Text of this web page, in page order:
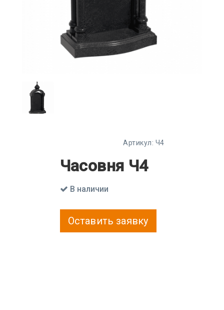
Артикул: Ч4
Часовня Ч4
В наличии
Оставить заявку